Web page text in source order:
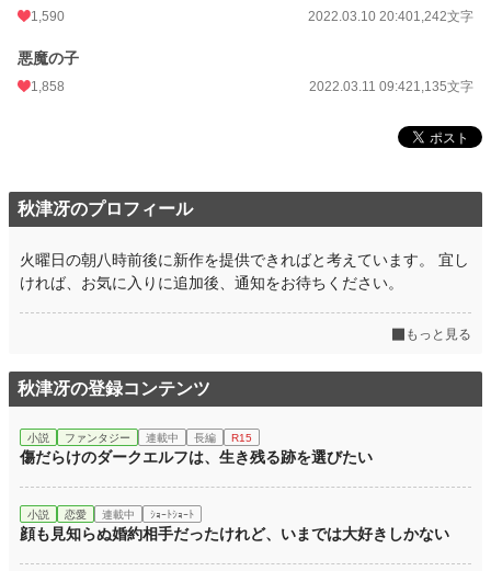
1,590 2022.03.10 20:401,242文字
悪魔の子
1,858 2022.03.11 09:421,135文字
秋津冴のプロフィール
火曜日の朝八時前後に新作を提供できればと考えています。 宜し
ければ、お気に入りに追加後、通知をお待ちください。
もっと見る
秋津冴の登録コンテンツ
小説 ファンタジー 連載中 長編 R15
傷だらけのダークエルフは、生き残る跡を選びたい
小説 恋愛 連載中 ｼｮｰﾄｼｮｰﾄ
顔も見知らぬ婚約相手だったけれど、いまでは大好きしかない